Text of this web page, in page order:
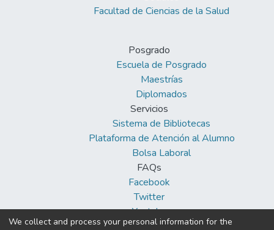
Facultad de Ciencias de la Salud
Posgrado
Escuela de Posgrado
Maestrías
Diplomados
Servicios
Sistema de Bibliotecas
Plataforma de Atención al Alumno
Bolsa Laboral
FAQs
Facebook
Twitter
Youtube
We collect and process your personal information for the